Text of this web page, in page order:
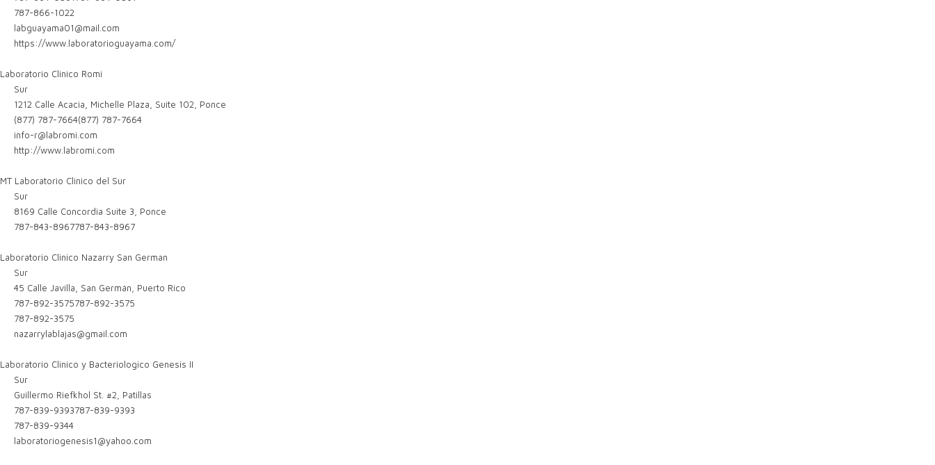
787-866-1022
labguayama01@mail.com
https://www.laboratorioguayama.com/
Laboratorio Clinico Romi
Sur
1212 Calle Acacia, Michelle Plaza, Suite 102, Ponce
(877) 787-7664(877) 787-7664
info-r@labromi.com
http://www.labromi.com
MT Laboratorio Clinico del Sur
Sur
8169 Calle Concordia Suite 3, Ponce
787-843-8967787-843-8967
Laboratorio Clinico Nazarry San German
Sur
45 Calle Javilla, San Germán, Puerto Rico
787-892-3575787-892-3575
787-892-3575
nazarrylablajas@gmail.com
Laboratorio Clinico y Bacteriologico Genesis II
Sur
Guillermo Riefkhol St. #2, Patillas
787-839-9393787-839-9393
787-839-9344
laboratoriogenesis1@yahoo.com